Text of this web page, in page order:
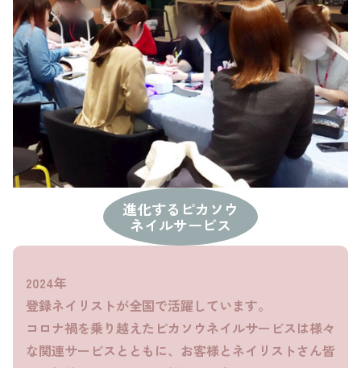
進化するピカソウ
ネイルサービス
2024年
登録ネイリストが全国で活躍しています。
コロナ禍を乗り越えたピカソウネイルサービスは様々
な関連サービスとともに、お客様とネイリストさん皆